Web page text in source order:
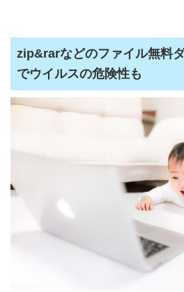
zip&rarなどのファイル無料
でウイルスの危険性も